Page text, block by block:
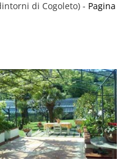
di Cogoleto) - Pagina